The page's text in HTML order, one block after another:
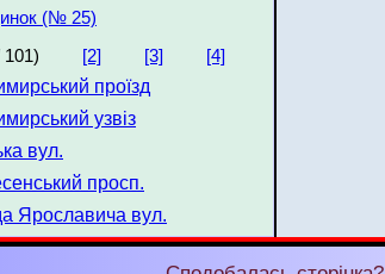
(№ 25)
101) [2] [3] [4]
проїзд
узвіз
вул.
просп.
Ярославича вул.